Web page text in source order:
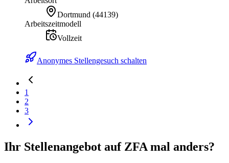
Dortmund (44139)
Arbeitszeitmodell
Vollzeit
Anonymes Stellengesuch schalten
1
2
3
Ihr Stellenangebot auf ZFA mal anders?